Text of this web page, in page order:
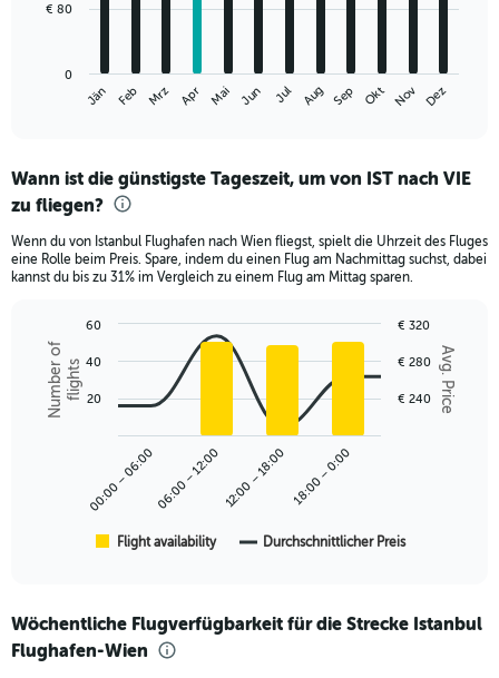
The
Range:
12
The
chart
axis
displaying
values.
Range:
Jän Feb Mrz Apr Mai Jun Jul Aug Sep Okt Nov Dez
0
€ 80
Wann ist die günstigste Tageszeit, um von IST nach VIE
zu fliegen?
Wenn du von Istanbul Flughafen nach Wien fliegst, spielt die Uhrzeit des Fluges
eine Rolle beim Preis. Spare, indem du einen Flug am Nachmittag suchst, dabei
kannst du bis zu 31% im Vergleich zu einem Flug am Mittag sparen.
Combination
chart
with
data
categories.
Range:
Chart
graphic.
Avg. Price
Number offlights
Flight availability Durchschnittlicher Preis
00:00 – 06:0006:00 – 12:0012:00 – 18:00 18:00 – 0:00
€ 240
€ 280
€ 320
20
40
60
Wöchentliche Flugverfügbarkeit für die Strecke Istanbul
Flughafen-Wien